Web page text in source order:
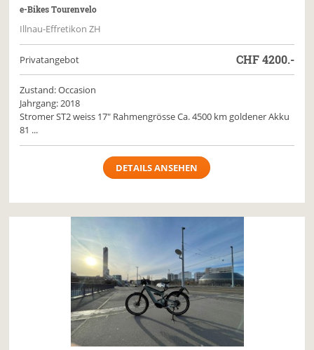
e-Bikes Tourenvelo
Illnau-Effretikon ZH
Privatangebot CHF4200.-
Zustand: Occasion
Jahrgang: 2018
Stromer ST2 weiss 17" Rahmengrösse Ca. 4500 km goldener Akku
81 ...
DETAILS ANSEHEN